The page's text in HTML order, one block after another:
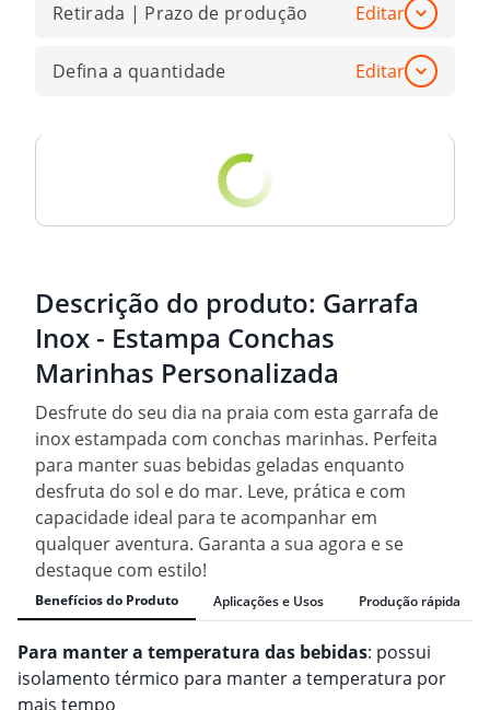
Retirada | Prazo de produção Editar
Defina a quantidade Editar
Descrição do produto: Garrafa
Inox - Estampa Conchas
Marinhas Personalizada
Desfrute do seu dia na praia com esta garrafa de
inox estampada com conchas marinhas. Perfeita
para manter suas bebidas geladas enquanto
desfruta do sol e do mar. Leve, prática e com
capacidade ideal para te acompanhar em
qualquer aventura. Garanta a sua agora e se
destaque com estilo!
Benefícios do Produto Aplicações e Usos Produção rápida
Para manter a temperatura das bebidas: possui
isolamento térmico para manter a temperatura por
mais tempo